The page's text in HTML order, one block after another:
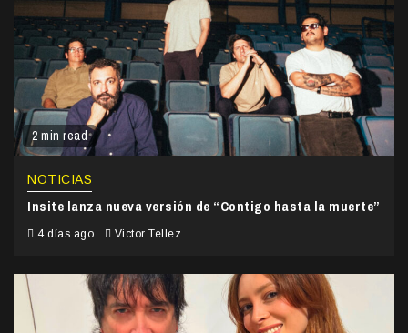
2 min read
NOTICIAS
Insite lanza nueva versión de “Contigo hasta la muerte”
4 días ago Victor Tellez